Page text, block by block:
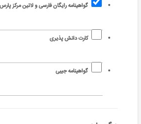
گواهینامه رایگان فارسی و لاتین مرکز پارس
کارت دانش پذیری
گواهینامه جیبی